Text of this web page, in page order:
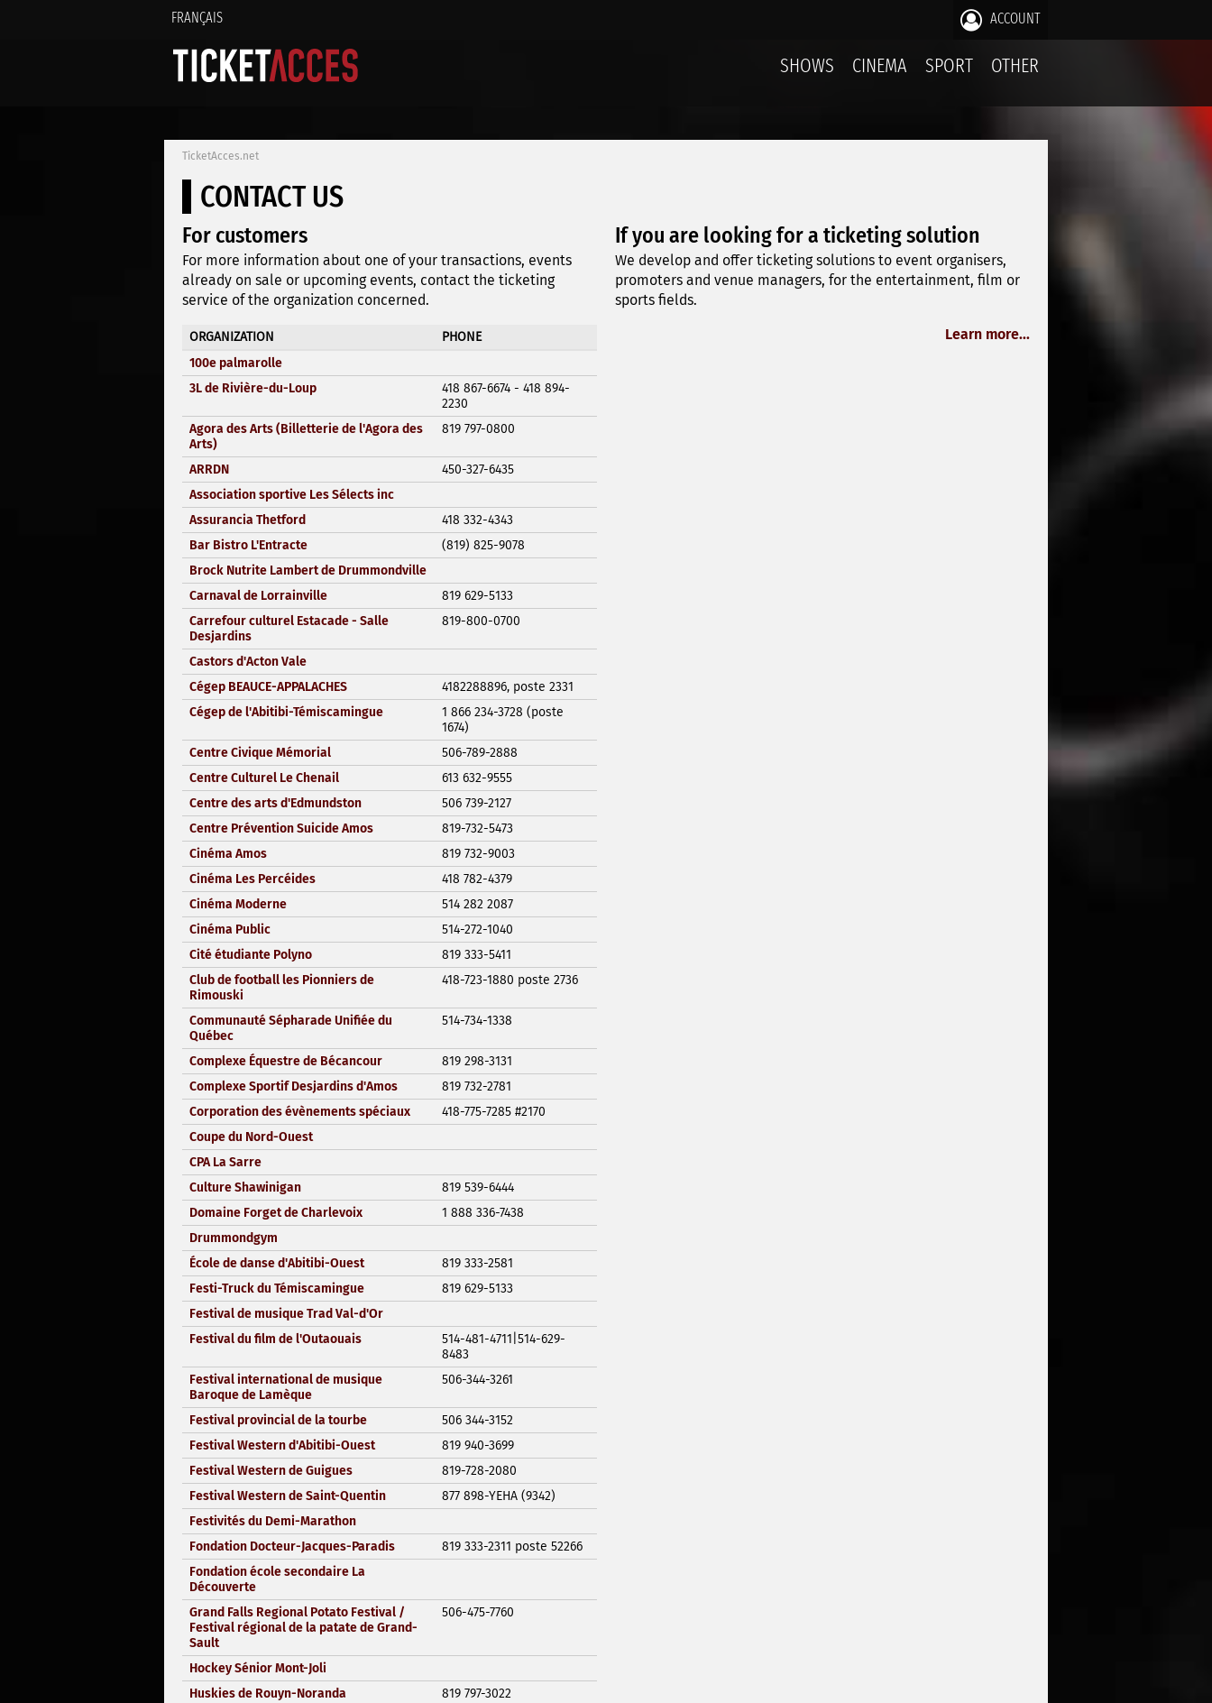
FRANÇAIS ACCOUNT
SHOWS CINEMA SPORT OTHER
TicketAcces.net
CONTACT US
For customers
For more information about one of your transactions, events
already on sale or upcoming events, contact the ticketing
service of the organization concerned.
ORGANIZATION
PHONE
100e palmarolle
3L de Rivière-du-Loup
418 867-6674 - 418 894-
2230
Agora des Arts (Billetterie de l'Agora des
Arts)
819 797-0800
ARRDN
450-327-6435
Association sportive Les Sélects inc
Assurancia Thetford
418 332-4343
Bar Bistro L'Entracte
(819) 825-9078
Brock Nutrite Lambert de Drummondville
Carnaval de Lorrainville
819 629-5133
Carrefour culturel Estacade - Salle
Desjardins
819-800-0700
Castors d'Acton Vale
Cégep BEAUCE-APPALACHES
4182288896, poste 2331
Cégep de l'Abitibi-Témiscamingue
1 866 234-3728 (poste
1674)
Centre Civique Mémorial
506-789-2888
Centre Culturel Le Chenail
613 632-9555
Centre des arts d'Edmundston
506 739-2127
Centre Prévention Suicide Amos
819-732-5473
Cinéma Amos
819 732-9003
Cinéma Les Percéides
418 782-4379
Cinéma Moderne
514 282 2087
Cinéma Public
514-272-1040
Cité étudiante Polyno
819 333-5411
Club de football les Pionniers de
Rimouski
418-723-1880 poste 2736
Communauté Sépharade Unifiée du
Québec
514-734-1338
Complexe Équestre de Bécancour
819 298-3131
Complexe Sportif Desjardins d'Amos
819 732-2781
Corporation des évènements spéciaux
418-775-7285 #2170
Coupe du Nord-Ouest
CPA La Sarre
Culture Shawinigan
819 539-6444
Domaine Forget de Charlevoix
1 888 336-7438
Drummondgym
École de danse d'Abitibi-Ouest
819 333-2581
Festi-Truck du Témiscamingue
819 629-5133
Festival de musique Trad Val-d'Or
Festival du film de l'Outaouais
514-481-4711|514-629-
8483
Festival international de musique
Baroque de Lamèque
506-344-3261
Festival provincial de la tourbe
506 344-3152
Festival Western d'Abitibi-Ouest
819 940-3699
Festival Western de Guigues
819-728-2080
Festival Western de Saint-Quentin
877 898-YEHA (9342)
Festivités du Demi-Marathon
Fondation Docteur-Jacques-Paradis
819 333-2311 poste 52266
Fondation école secondaire La
Découverte
Grand Falls Regional Potato Festival /
Festival régional de la patate de Grand-
Sault
506-475-7760
Hockey Sénior Mont-Joli
Huskies de Rouyn-Noranda
819 797-3022
If you are looking for a ticketing solution
We develop and offer ticketing solutions to event organisers,
promoters and venue managers, for the entertainment, film or
sports fields.
Learn more...